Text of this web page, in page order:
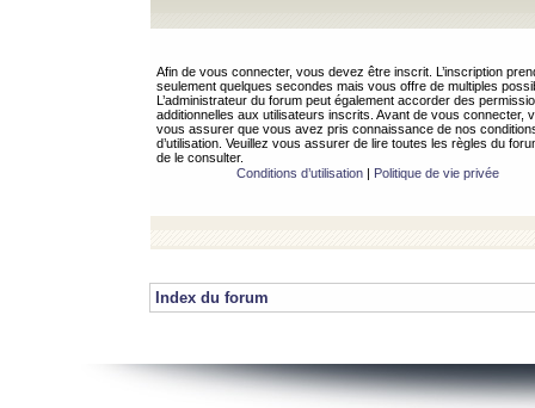
Afin de vous connecter, vous devez être inscrit. L’inscription
seulement quelques secondes mais vous offre de multiples
L’administrateur du forum peut également accorder des
additionnelles aux utilisateurs inscrits. Avant de vous connecter,
vous assurer que vous avez pris connaissance de nos
d’utilisation. Veuillez vous assurer de lire toutes les règles du
de le consulter.
Conditions d’utilisation| Politique de vie privée
Index du forum